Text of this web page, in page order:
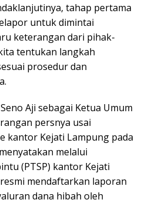
tahap pertama
untuk dimintai
keterangan dari pihak-
tentukan langkah
prosedur dan
Aji sebagai Ketua Umum
persnya usai
kantor Kejati Lampung pada
melalui
(PTSP) kantor Kejati
mendaftarkan laporan
dana hibah oleh